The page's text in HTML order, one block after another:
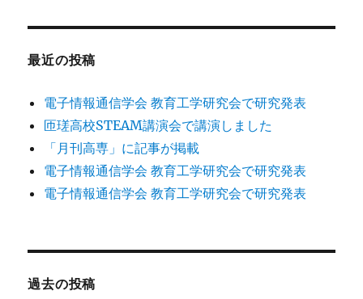
最近の投稿
電子情報通信学会 教育工学研究会で研究発表
匝瑳高校STEAM講演会で講演しました
「月刊高専」に記事が掲載
電子情報通信学会 教育工学研究会で研究発表
電子情報通信学会 教育工学研究会で研究発表
過去の投稿